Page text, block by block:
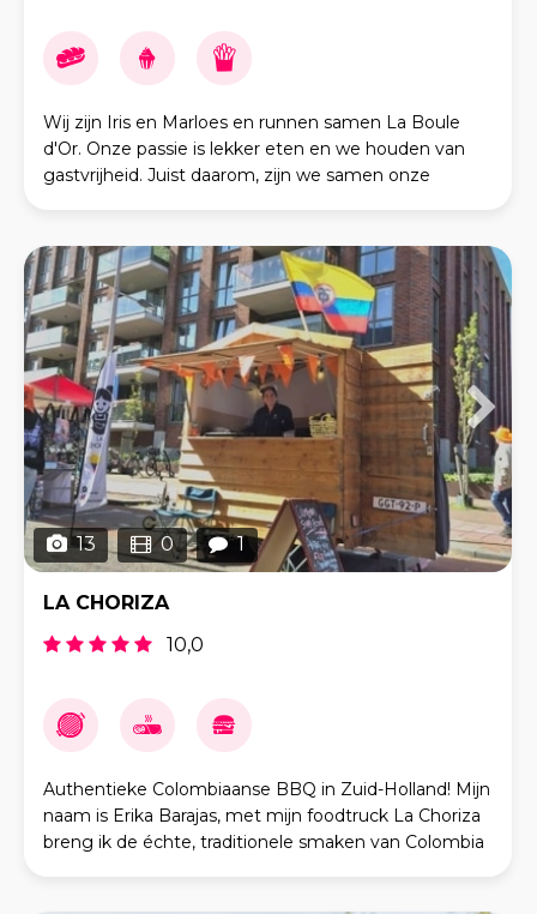
Wij zijn Iris en Marloes en runnen samen La Boule
d'Or. Onze passie is lekker eten en we houden van
gastvrijheid. Juist daarom, zijn we samen onze
13 0 1
LA CHORIZA
10,0
Authentieke Colombiaanse BBQ in Zuid-Holland! Mijn
naam is Erika Barajas, met mijn foodtruck La Choriza
breng ik de échte, traditionele smaken van Colombia